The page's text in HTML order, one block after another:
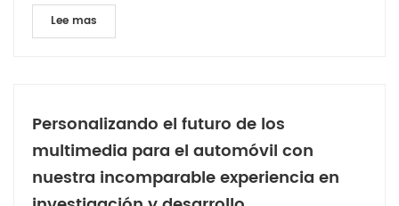
Lee mas
Personalizando el futuro de los
multimedia para el automóvil con
nuestra incomparable experiencia en